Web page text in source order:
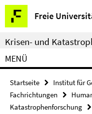
Springe
direkt
zu
Inhalt
Freie
Service-
Navigation
Krisen- und
MENÜ
Startseite
Institut für
Fachrichtungen
Katastrophenforschung